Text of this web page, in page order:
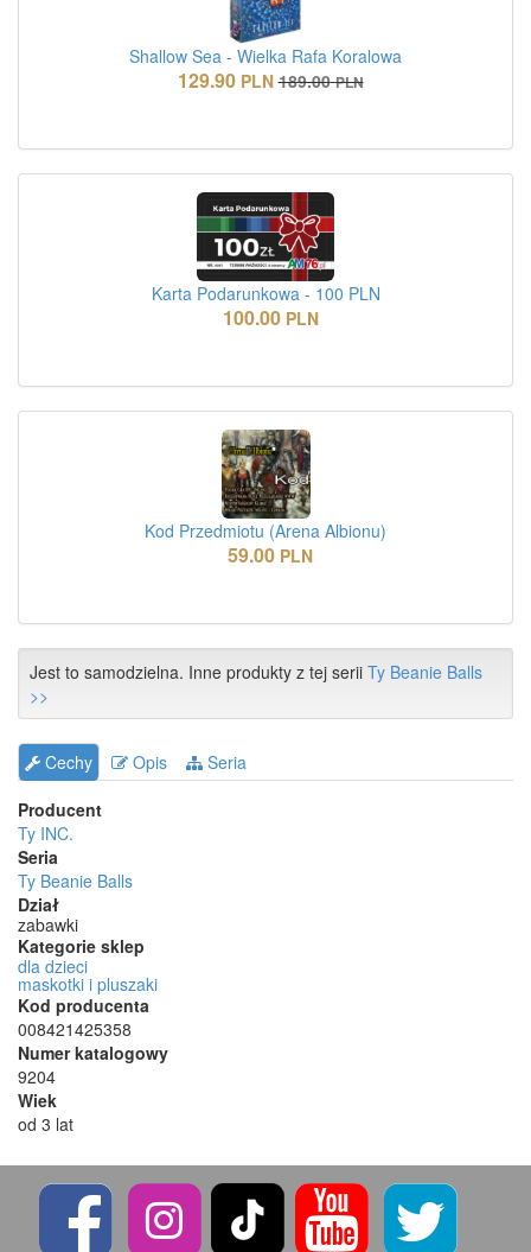
Shallow Sea - Wielka Rafa Koralowa
129.90 PLN 189.00 PLN
Karta Podarunkowa - 100 PLN
100.00 PLN
Kod Przedmiotu (Arena Albionu)
59.00 PLN
Jest to samodzielna. Inne produkty z tej serii Ty Beanie Balls
>>
Cechy Opis
Seria
Producent
Ty INC.
Seria
Ty Beanie Balls
Dział
zabawki
Kategorie sklep
dla dzieci
maskotki i pluszaki
Kod producenta
008421425358
Numer katalogowy
9204
Wiek
od 3 lat